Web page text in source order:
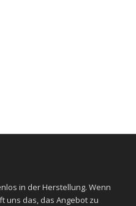
in der Herstellung. Wenn
uns das, das Angebot zu